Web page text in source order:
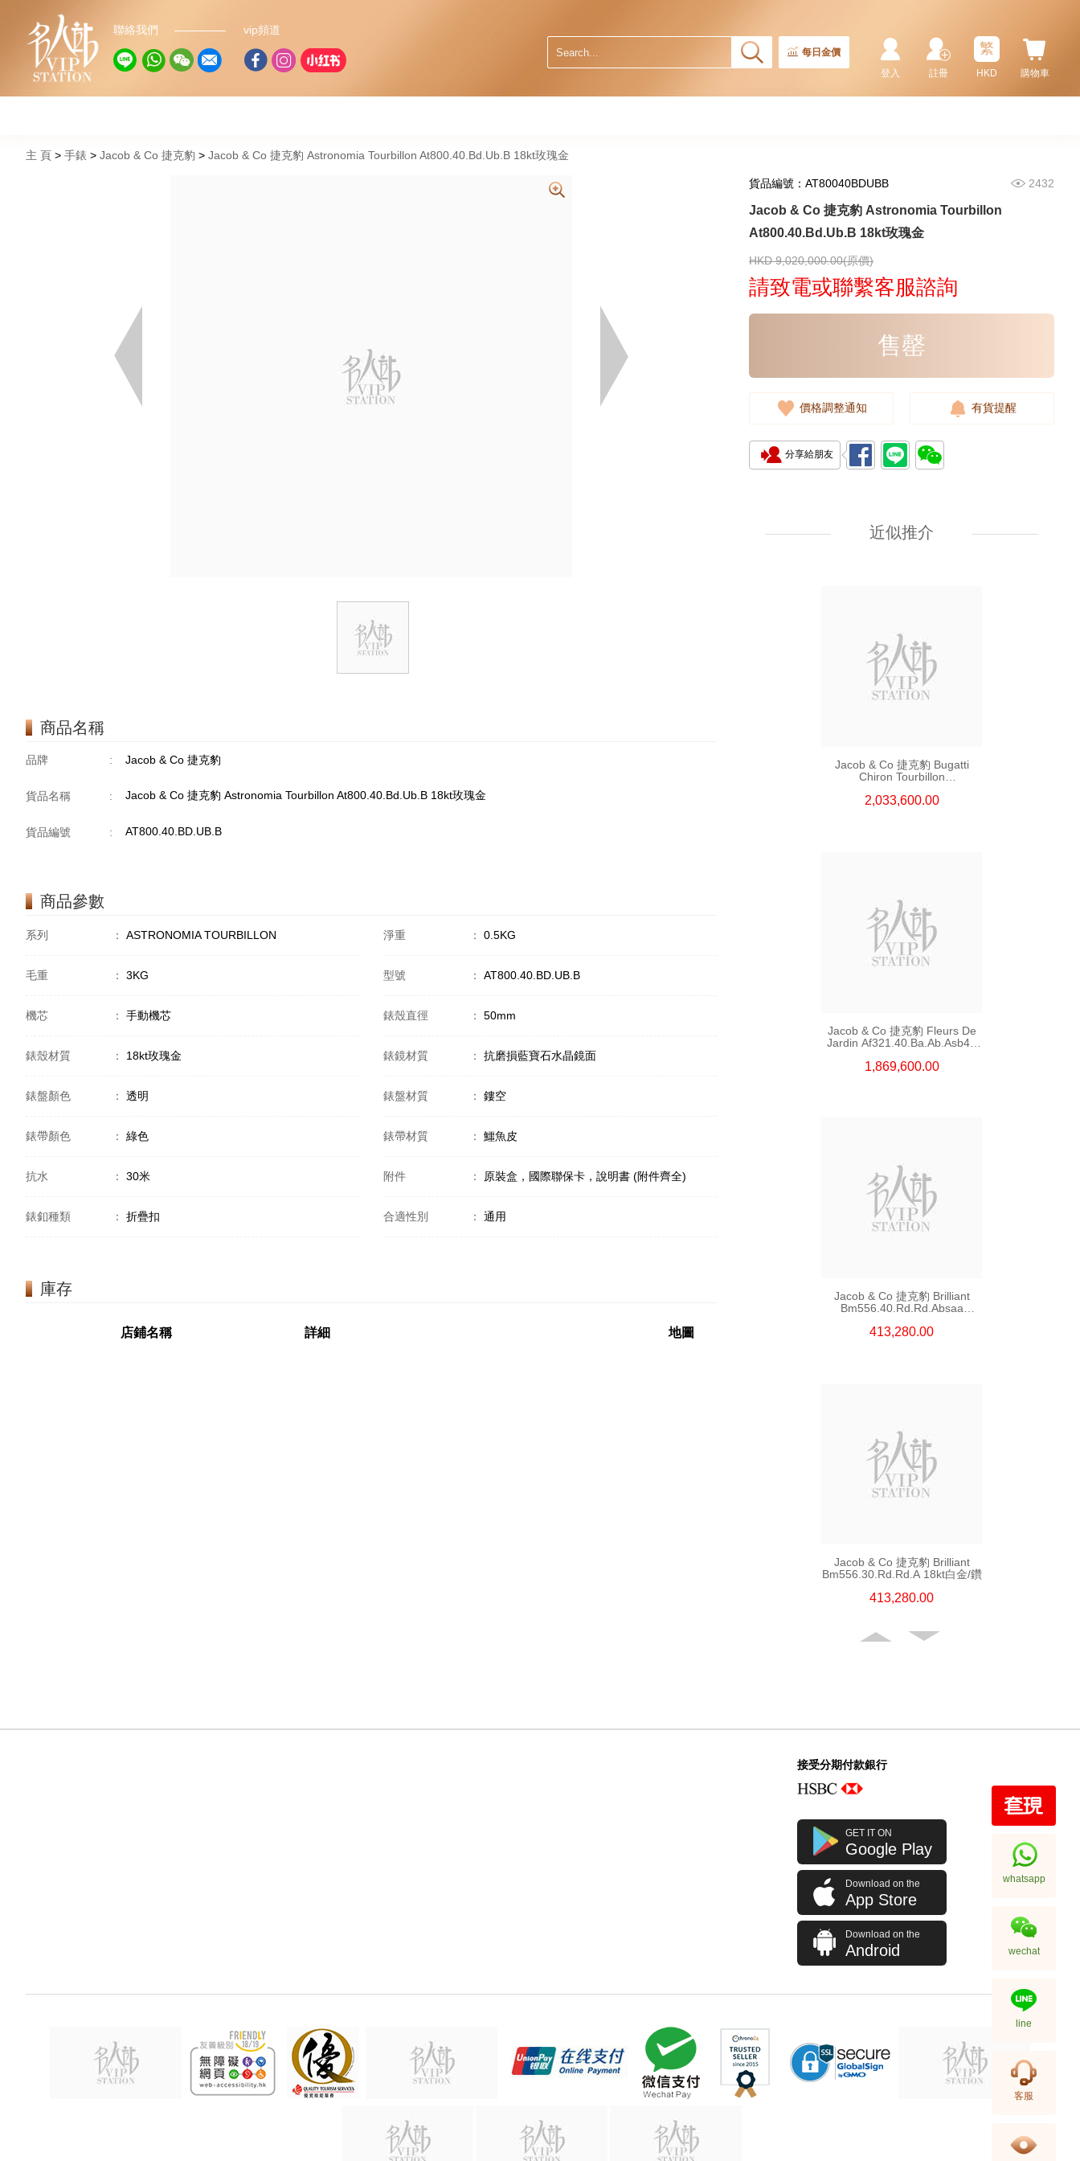
聯絡我們 vip頻道
每日金價
購物車
繁
HKD
註冊
登入
主 頁 手錶 Jacob & Co 捷克豹 Jacob & Co 捷克豹 Astronomia Tourbillon At800.40.Bd.Ub.B 18kt玫瑰金
商品名稱
品牌 : Jacob & Co 捷克豹
貨品名稱 : Jacob & Co 捷克豹 Astronomia Tourbillon At800.40.Bd.Ub.B 18kt玫瑰金
貨品編號 : AT800.40.BD.UB.B
商品參數
系列 ： ASTRONOMIA TOURBILLON 淨重 ： 0.5KG
毛重 ： 3KG 型號 ： AT800.40.BD.UB.B
機芯 ： 手動機芯 錶殼直徑 ： 50mm
錶殼材質 ： 18kt玫瑰金 錶鏡材質 ： 抗磨損藍寶石水晶鏡面
錶盤顏色 ： 透明 錶盤材質 ： 鏤空
錶帶顏色 ： 綠色 錶帶材質 ： 鱷魚皮
抗水 ： 30米 附件 ： 原裝盒，國際聯保卡，說明書 (附件齊全)
錶釦種類 ： 折疊扣 合適性別 ： 通用
庫存
店鋪名稱 詳細 地圖
貨品編號：AT80040BDUBB 2432
Jacob & Co 捷克豹 Astronomia Tourbillon
At800.40.Bd.Ub.B 18kt玫瑰金
HKD 9,020,000.00(原價)
請致電或聯繫客服諮詢
售罄
價格調整通知 有貨提醒
分享給朋友
近似推介
Jacob & Co 捷克豹 Five Time
19,500.00
Jacob & Co 捷克豹 Bugatti
Chiron Tourbillon
2,033,600.00
Jacob & Co 捷克豹 Fleurs De
Jardin Af321.40.Ba.Ab.Asb4a
1,869,600.00
Jacob & Co 捷克豹 Brilliant
Bm556.40.Rd.Rd.Absaa
413,280.00
Jacob & Co 捷克豹 Brilliant
Bm556.30.Rd.Rd.A 18kt白金/鑽
413,280.00
Jacob & Co 捷克豹 Brilliant
Bq030.40.Rh.Rr.Ask4a
18kt玫瑰金/鑽 玫瑰金彩虹滿天星
756,000.00
接受分期付款銀行
GET IT ON
Google Play
Download on the
App Store
Download on the
Android
whatsapp
wechat
line
客服